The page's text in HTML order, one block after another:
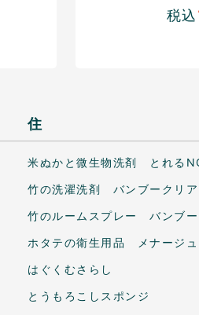
税込
住
米ぬかと微生物洗剤 とれる
竹の洗濯洗剤 バンブークリア
竹のルームスプレー バンブー
ホタテの衛生用品 メナージュ
はぐくむさらし
とうもろこしスポンジ